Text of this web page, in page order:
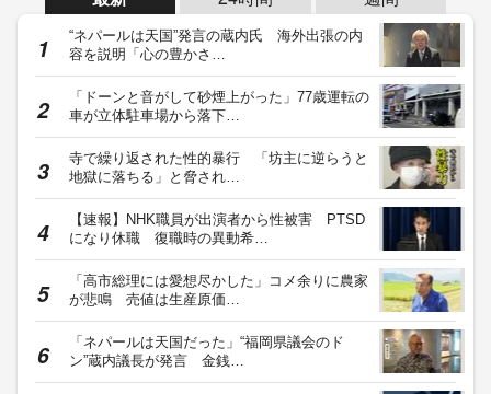
“ネパールは天国”発言の蔵内氏 海外出張の内
容を説明「心の豊かさ…
「ドーンと音がして砂煙上がった」77歳運転の
車が立体駐車場から落下…
寺で繰り返された性的暴行 「坊主に逆らうと
地獄に落ちる」と脅され…
【速報】NHK職員が出演者から性被害 PTSD
になり休職 復職時の異動希…
「高市総理には愛想尽かした」コメ余りに農家
が悲鳴 売値は生産原価…
「ネパールは天国だった」“福岡県議会のド
ン”蔵内議長が発言 金銭…